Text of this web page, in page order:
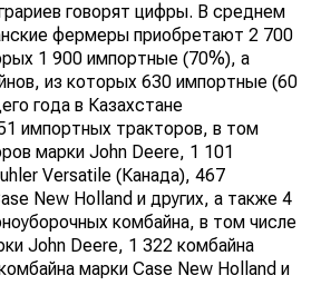
говорят цифры. В среднем
фермеры приобретают 2 700
1 900 импортные (70%), а
из которых 630 импортные (60
года в Казахстане
импортных тракторов, в том
марки John Deere, 1 101
Versatile (Канада), 467
New Holland и других, а также 4
комбайна, в том числе
John Deere, 1 322 комбайна
марки Case New Holland и